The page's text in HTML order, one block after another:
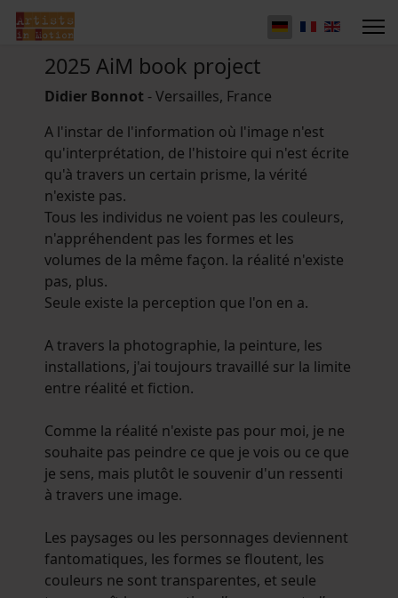
2025 AiM book project
Didier Bonnot - Versailles, France
A l'instar de l'information où l'image n'est
qu'interprétation, de l'histoire qui n'est écrite
qu'à travers un certain prisme, la vérité
n'existe pas.
Tous les individus ne voient pas les couleurs,
n'appréhendent pas les formes et les
volumes de la même façon. la réalité n'existe
pas, plus.
Seule existe la perception que l'on en a.
A travers la photographie, la peinture, les
installations, j'ai toujours travaillé sur la limite
entre réalité et fiction.
Comme la réalité n'existe pas pour moi, je ne
souhaite pas peindre ce que je vois ou ce que
je sens, mais plutôt le souvenir d'un ressenti
à travers une image.
Les paysages ou les personnages deviennent
fantomatiques, les formes se floutent, les
couleurs ne sont transparentes, et seule